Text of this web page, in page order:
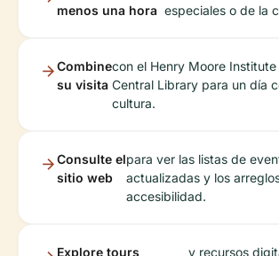
menos una hora especiales o de la
Combine
su visita
con el Henry Moore
Central Library para un día
cultura.
Consulte el
sitio web
para ver las listas de
actualizadas y los
accesibilidad.
Explore tours
y recursos